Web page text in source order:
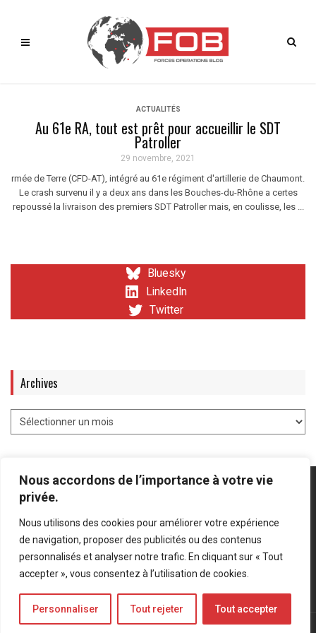
Nous accordons de l’importance à votre vie
privée.
Nous utilisons des cookies pour améliorer votre expérience
de navigation, proposer des publicités ou des contenus
personnalisés et analyser notre trafic. En cliquant sur « Tout
accepter », vous consentez à l’utilisation de cookies.
Personnaliser Tout rejeter Tout accepter
ACTUALITÉS
Au 61e RA, tout est prêt pour accueillir le SDT
Patroller
29 novembre, 2021
rmée de Terre (CFD-AT), intégré au 61e régiment d'artillerie de Chaumont.
Le crash survenu il y a deux ans dans les Bouches-du-Rhône a certes
repoussé la livraison des premiers SDT Patroller mais, en coulisse, les ...
Bluesky
LinkedIn
Twitter
Archives
Mentions légales Politique de confidentialité
Bluesky
LinkedIn
Twitter
© Forces Operations Blog - 2022